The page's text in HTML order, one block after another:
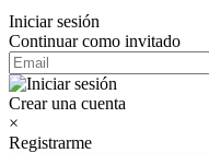
Iniciar sesión
Continuar como invitado
Crear una cuenta
×
Registrarme